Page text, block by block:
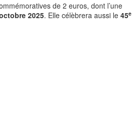
de 2 euros, dont l’une
2025. Elle célèbrera aussi le 45e